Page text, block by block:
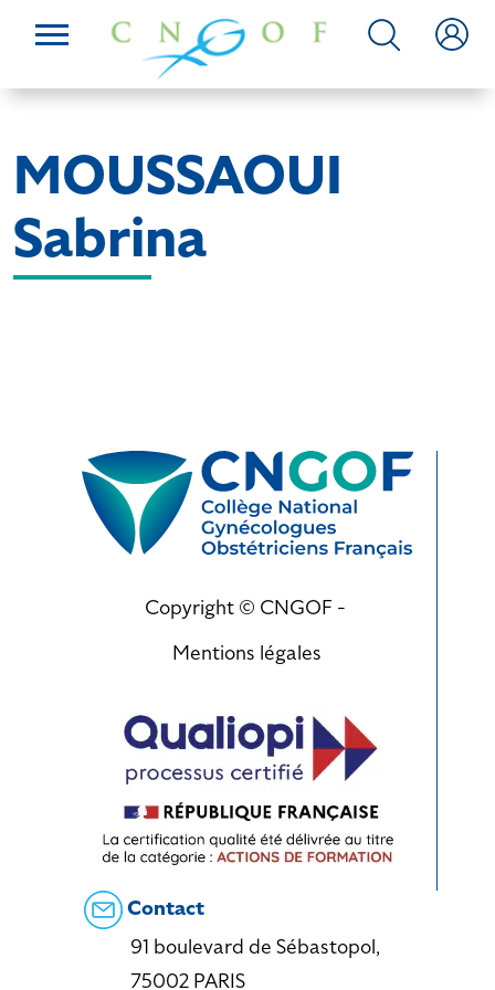
MOUSSAOUI
Sabrina
Copyright © CNGOF -
Mentions légales
Contact
91 boulevard de Sébastopol,
75002 PARIS